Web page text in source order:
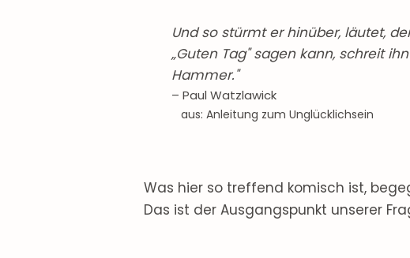
Und so stürmt er hinüber, läutet,
„Guten Tag" sagen kann, schreit
Hammer."
– Paul Watzlawick
aus: Anleitung zum Unglücklichsein
Was hier so treffend komisch ist,
Das ist der Ausgangspunkt unserer